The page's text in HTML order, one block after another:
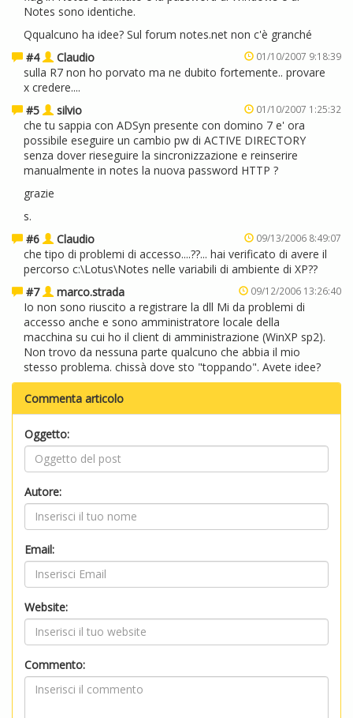
Notes sono identiche.
Qqualcuno ha idee? Sul forum notes.net non c'è granché
#4
Claudio 01/10/2007 9:18:39
sulla R7 non ho porvato ma ne dubito fortemente.. provare
x credere....
#5
silvio 01/10/2007 1:25:32
che tu sappia con ADSyn presente con domino 7 e' ora
possibile eseguire un cambio pw di ACTIVE DIRECTORY
senza dover rieseguire la sincronizzazione e reinserire
manualmente in notes la nuova password HTTP ?
grazie
s.
#6
Claudio 09/13/2006 8:49:07
che tipo di problemi di accesso....??... hai verificato di avere il
percorso c:\Lotus\Notes nelle variabili di ambiente di XP??
#7
marco.strada 09/12/2006 13:26:40
Io non sono riuscito a registrare la dll Mi da problemi di
accesso anche e sono amministratore locale della
macchina su cui ho il client di amministrazione (WinXP sp2).
Non trovo da nessuna parte qualcuno che abbia il mio
stesso problema. chissà dove sto "toppando". Avete idee?
Commenta articolo
Oggetto:
Autore:
Email:
Website:
Commento: